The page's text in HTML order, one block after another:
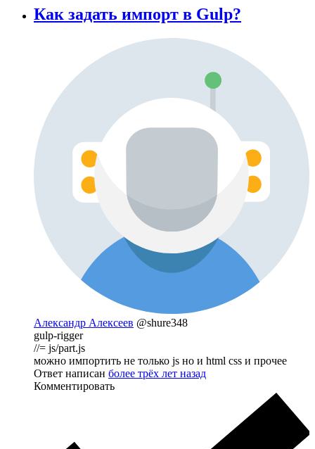
Как задать импорт в Gulp?
Александр Алексеев @shure348
gulp-rigger
//= js/part.js
можно импортить не только js но и html css и прочее
Ответ написан более трёх лет назад
Комментировать